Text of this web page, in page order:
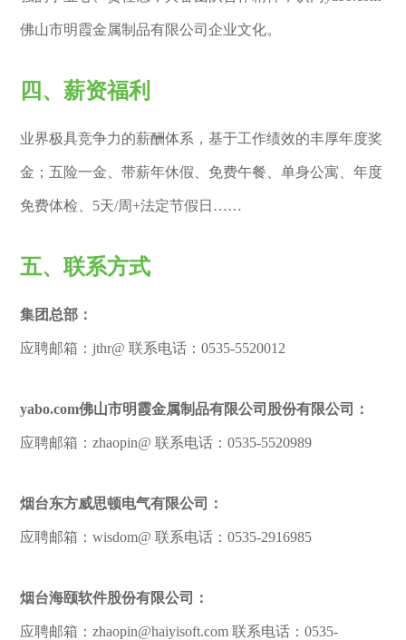
佛山市明霞金属制品有限公司企业文化。
四、薪资福利
业界极具竞争力的薪酬体系，基于工作绩效的丰厚年度奖
金；五险一金、带薪年休假、免费午餐、单身公寓、年度
免费体检、5天/周+法定节假日……
五、联系方式
集团总部：
应聘邮箱：jthr@ 联系电话：0535-5520012
yabo.com佛山市明霞金属制品有限公司股份有限公司：
应聘邮箱：zhaopin@ 联系电话：0535-5520989
烟台东方威思顿电气有限公司：
应聘邮箱：wisdom@ 联系电话：0535-2916985
烟台海颐软件股份有限公司：
应聘邮箱：zhaopin@haiyisoft.com 联系电话：0535-